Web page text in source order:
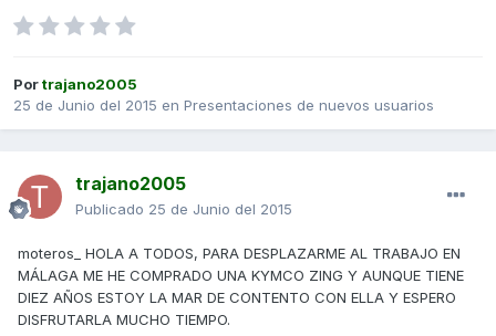
Portrajano2005
25 de Junio del 2015 en Presentaciones de nuevos usuarios
trajano2005
Publicado 25 de Junio del 2015
moteros_ HOLA A TODOS, PARA DESPLAZARME AL TRABAJO EN
MÁLAGA ME HE COMPRADO UNA KYMCO ZING Y AUNQUE TIENE
DIEZ AÑOS ESTOY LA MAR DE CONTENTO CON ELLA Y ESPERO
DISFRUTARLA MUCHO TIEMPO.